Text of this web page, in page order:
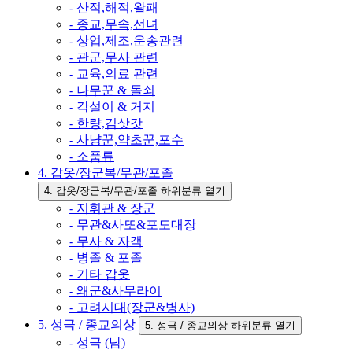
- 산적,해적,왈패
- 종교,무속,선녀
- 상업,제조,운송관련
- 관군,무사 관련
- 교육,의료 관련
- 나무꾼 & 돌쇠
- 각설이 & 거지
- 한량,김삿갓
- 사냥꾼,약초꾼,포수
- 소품류
4. 갑옷/장군복/무관/포졸
4. 갑옷/장군복/무관/포졸 하위분류 열기
- 지휘관 & 장군
- 무관&사또&포도대장
- 무사 & 자객
- 병졸 & 포졸
- 기타 갑옷
- 왜군&사무라이
- 고려시대(장군&병사)
5. 성극 / 종교의상
5. 성극 / 종교의상 하위분류 열기
- 성극 (남)